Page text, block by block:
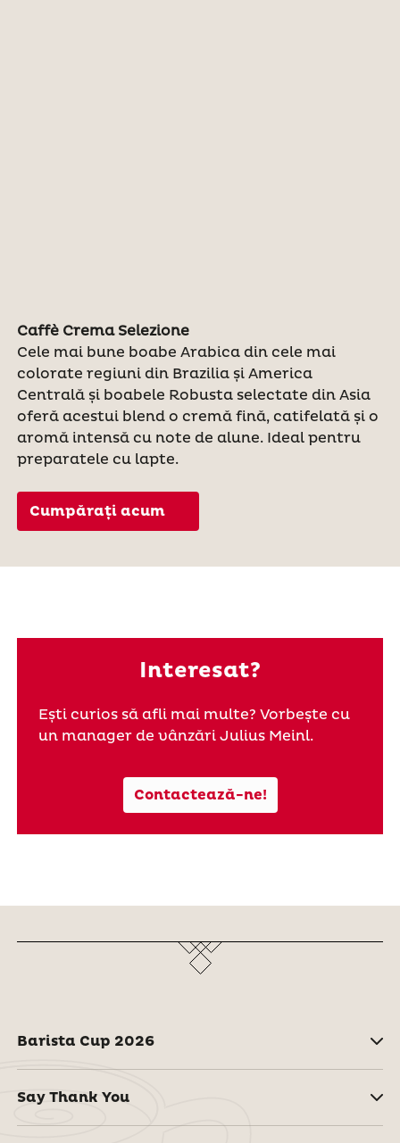
Caffè Crema Selezione
Cele mai bune boabe Arabica din cele mai
colorate regiuni din Brazilia și America
Centrală și boabele Robusta selectate din Asia
oferă acestui blend o cremă fină, catifelată și o
aromă intensă cu note de alune. Ideal pentru
preparatele cu lapte.
Cumpărați acum
Interesat?
Ești curios să afli mai multe? Vorbește cu
un manager de vânzări Julius Meinl.
Contactează-ne!
Barista Cup 2026
Say Thank You